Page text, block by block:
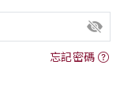
忘記密碼